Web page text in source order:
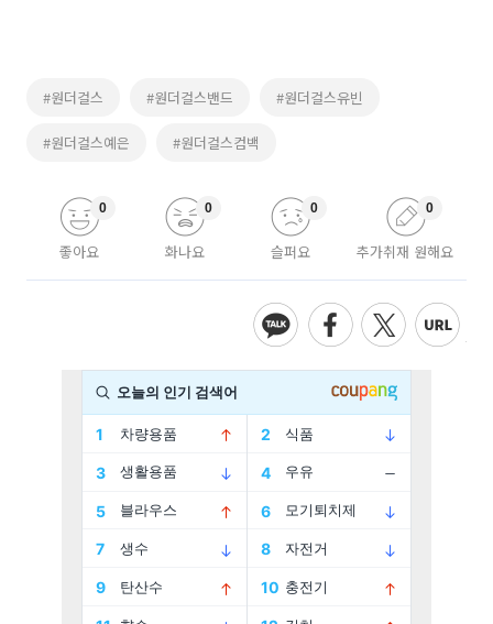
#원더걸스 #원더걸스밴드 #원더걸스유빈
#원더걸스예은 #원더걸스컴백
좋아요
0
화나요
0
슬퍼요
0
추가취재 원해요
0